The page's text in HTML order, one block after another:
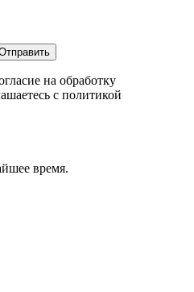
на обработку
с политикой
время.